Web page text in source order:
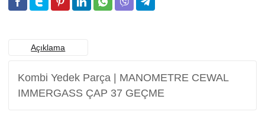
Açıklama
Kombi Yedek Parça | MANOMETRE CEWAL
IMMERGASS ÇAP 37 GEÇME